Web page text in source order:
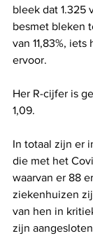
bleek dat 1.325
besmet bleken
van 11,83%,
ervoor.
Her R-cijfer is
1,09.
In totaal zijn er
die met het
waarvan er 88
ziekenhuizen
van hen in
zijn